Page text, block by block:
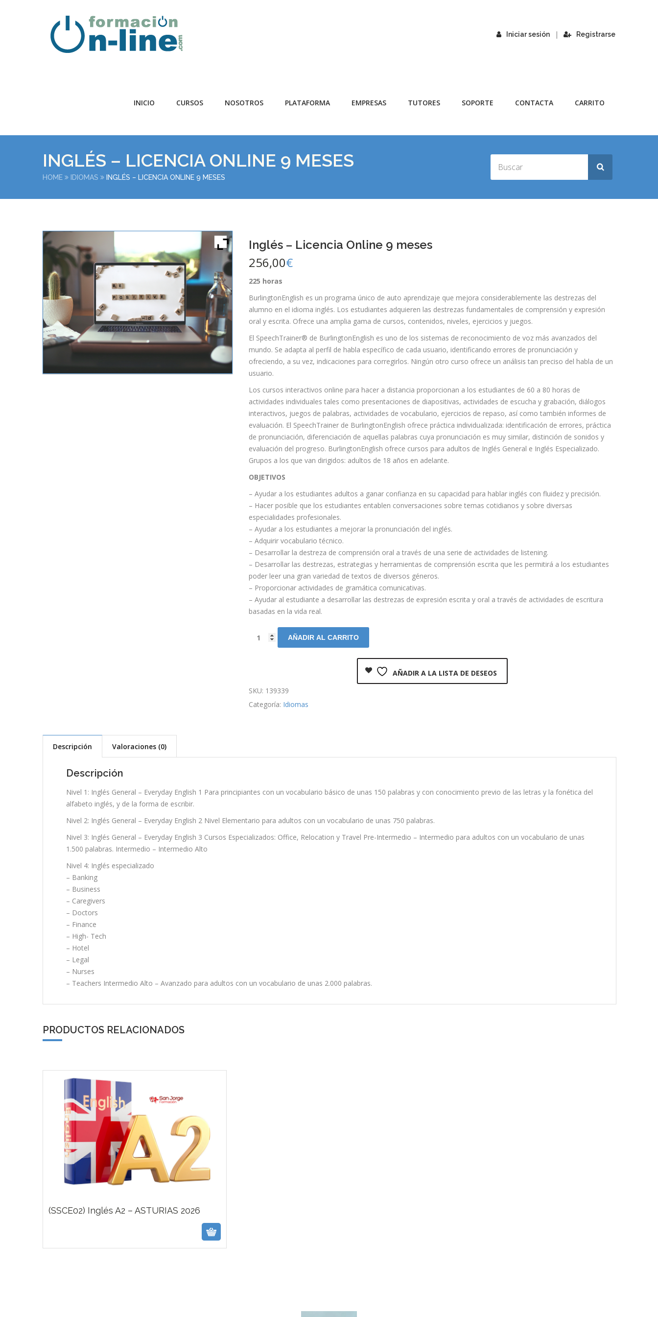
Iniciar sesión | Registrarse
INICIO CURSOS NOSOTROS PLATAFORMA EMPRESAS TUTORES SOPORTE CONTACTA CARRITO
INGLÉS – LICENCIA ONLINE 9 MESES
HOME IDIOMAS INGLÉS – LICENCIA ONLINE 9 MESES
Inglés – Licencia Online 9 meses
256,00€
225 horas
BurlingtonEnglish es un programa único de auto aprendizaje que mejora considerablemente las destrezas del
alumno en el idioma inglés. Los estudiantes adquieren las destrezas fundamentales de comprensión y expresión
oral y escrita. Ofrece una amplia gama de cursos, contenidos, niveles, ejercicios y juegos.
El SpeechTrainer® de BurlingtonEnglish es uno de los sistemas de reconocimiento de voz más avanzados del
mundo. Se adapta al perfil de habla específico de cada usuario, identificando errores de pronunciación y
ofreciendo, a su vez, indicaciones para corregirlos. Ningún otro curso ofrece un análisis tan preciso del habla de un
usuario.
Los cursos interactivos online para hacer a distancia proporcionan a los estudiantes de 60 a 80 horas de
actividades individuales tales como presentaciones de diapositivas, actividades de escucha y grabación, diálogos
interactivos, juegos de palabras, actividades de vocabulario, ejercicios de repaso, así como también informes de
evaluación. El SpeechTrainer de BurlingtonEnglish ofrece práctica individualizada: identificación de errores, práctica
de pronunciación, diferenciación de aquellas palabras cuya pronunciación es muy similar, distinción de sonidos y
evaluación del progreso. BurlingtonEnglish ofrece cursos para adultos de Inglés General e Inglés Especializado.
Grupos a los que van dirigidos: adultos de 18 años en adelante.
OBJETIVOS
– Ayudar a los estudiantes adultos a ganar confianza en su capacidad para hablar inglés con fluidez y precisión.
– Hacer posible que los estudiantes entablen conversaciones sobre temas cotidianos y sobre diversas
especialidades profesionales.
– Ayudar a los estudiantes a mejorar la pronunciación del inglés.
– Adquirir vocabulario técnico.
– Desarrollar la destreza de comprensión oral a través de una serie de actividades de listening.
– Desarrollar las destrezas, estrategias y herramientas de comprensión escrita que les permitirá a los estudiantes
poder leer una gran variedad de textos de diversos géneros.
– Proporcionar actividades de gramática comunicativas.
– Ayudar al estudiante a desarrollar las destrezas de expresión escrita y oral a través de actividades de escritura
basadas en la vida real.
AÑADIR AL CARRITO
AÑADIR A LA LISTA DE DESEOS
SKU: 139339
Categoría: Idiomas
Descripción Valoraciones (0)
Descripción
Nivel 1: Inglés General – Everyday English 1 Para principiantes con un vocabulario básico de unas 150 palabras y con conocimiento previo de las letras y la fonética del
alfabeto inglés, y de la forma de escribir.
Nivel 2: Inglés General – Everyday English 2 Nivel Elementario para adultos con un vocabulario de unas 750 palabras.
Nivel 3: Inglés General – Everyday English 3 Cursos Especializados: Office, Relocation y Travel Pre-Intermedio – Intermedio para adultos con un vocabulario de unas
1.500 palabras. Intermedio – Intermedio Alto
Nivel 4: Inglés especializado
– Banking
– Business
– Caregivers
– Doctors
– Finance
– High- Tech
– Hotel
– Legal
– Nurses
– Teachers Intermedio Alto – Avanzado para adultos con un vocabulario de unas 2.000 palabras.
PRODUCTOS RELACIONADOS
(SSCE02) Inglés A2 – ASTURIAS 2026